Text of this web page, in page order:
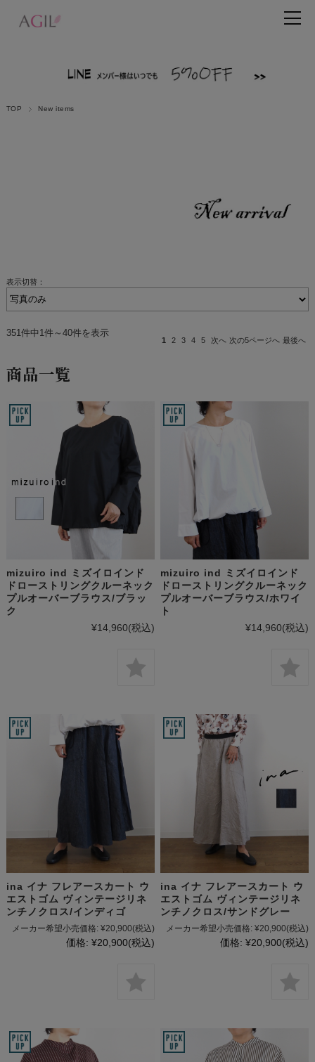
TOP New items
表示切替：
351件中1件～40件を表示
1 2 3 4 5 次へ 次の5ページへ 最後へ
商品一覧
mizuiro ind ミズイロインド
ドローストリングクルーネック
プルオーバーブラウス/ブラッ
ク
¥14,960(税込)
mizuiro ind ミズイロインド
ドローストリングクルーネック
プルオーバーブラウス/ホワイ
ト
¥14,960(税込)
ina イナ フレアースカート ウ
エストゴム ヴィンテージリネ
ンチノクロス/インディゴ
メーカー希望小売価格: ¥20,900(税込)
価格: ¥20,900(税込)
ina イナ フレアースカート ウ
エストゴム ヴィンテージリネ
ンチノクロス/サンドグレー
メーカー希望小売価格: ¥20,900(税込)
価格: ¥20,900(税込)